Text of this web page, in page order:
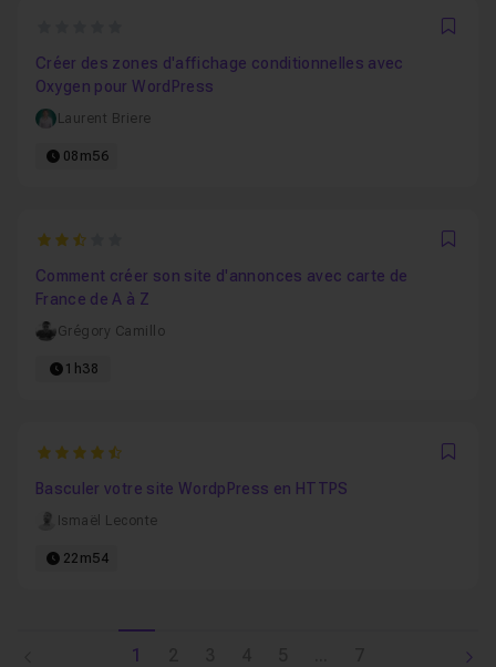
Créer des zones d'affichage conditionnelles avec
Oxygen pour WordPress
Laurent Briere
08m56
2.8333333333333
Comment créer son site d'annonces avec carte de
France de A à Z
Grégory Camillo
1h38
4.3333333333333
Basculer votre site WordpPress en HTTPS
Ismaël Leconte
22m54
1